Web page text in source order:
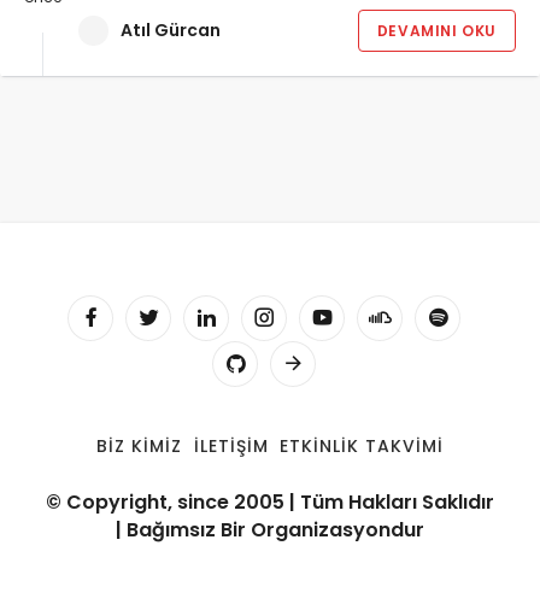
Atıl Gürcan DEVAMINI OKU
BIZ KIMIZ İLETIŞIM ETKINLIK TAKVIMI
© Copyright, since 2005 | Tüm Hakları Saklıdır
| Bağımsız Bir Organizasyondur